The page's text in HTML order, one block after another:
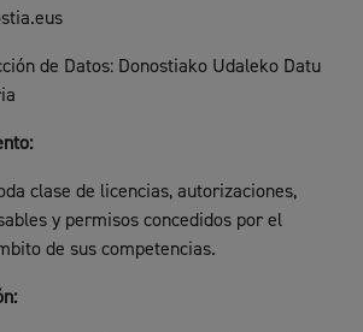
de Datos: Donostiako Udaleko Datu
clase de licencias, autorizaciones,
y permisos concedidos por el
de sus competencias.